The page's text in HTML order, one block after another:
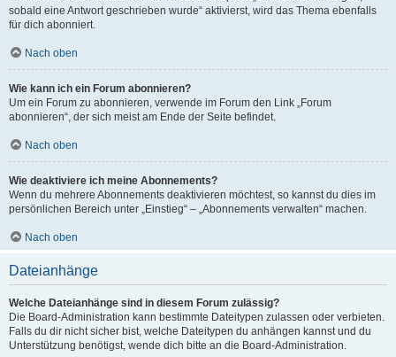
sobald eine Antwort geschrieben wurde“ aktivierst, wird das Thema ebenfalls
für dich abonniert.
Nach oben
Wie kann ich ein Forum abonnieren?
Um ein Forum zu abonnieren, verwende im Forum den Link „Forum
abonnieren“, der sich meist am Ende der Seite befindet.
Nach oben
Wie deaktiviere ich meine Abonnements?
Wenn du mehrere Abonnements deaktivieren möchtest, so kannst du dies im
persönlichen Bereich unter „Einstieg“ – „Abonnements verwalten“ machen.
Nach oben
Dateianhänge
Welche Dateianhänge sind in diesem Forum zulässig?
Die Board-Administration kann bestimmte Dateitypen zulassen oder verbieten.
Falls du dir nicht sicher bist, welche Dateitypen du anhängen kannst und du
Unterstützung benötigst, wende dich bitte an die Board-Administration.